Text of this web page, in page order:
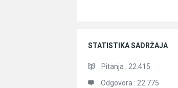
STATISTIKA SADRŽAJA
Pitanja : 22.415
Odgovora : 22.775